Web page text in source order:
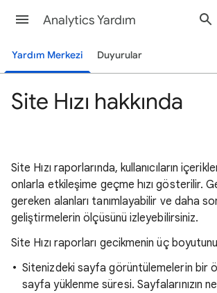
Analytics Yardım
Yardım Merkezi Duyurular
Site Hızı hakkında
Site Hızı raporlarında, kullanıcıların
onlarla etkileşime geçme hızı gösterilir.
gereken alanları tanımlayabilir ve daha
geliştirmelerin ölçüsünü izleyebilirsiniz.
Site Hızı raporları gecikmenin üç
Sitenizdeki sayfa görüntülemelerin bir
sayfa yüklenme süresi. Sayfalarınızın ne